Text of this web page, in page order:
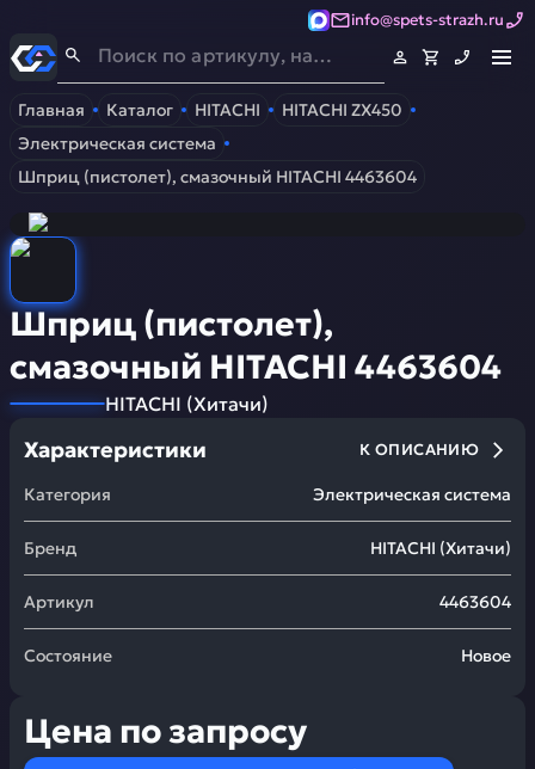
info@spets-strazh.ru
Спец-Страж- Запчасти для спецтехники
Главная Каталог HITACHI
HITACHI ZX450
Электрическая система
Шприц (пистолет), смазочный HITACHI 4463604
Шприц (пистолет),
смазочный HITACHI 4463604
HITACHI (Хитачи)
Характеристики К ОПИСАНИЮ
Категория Электрическая система
Бренд HITACHI (Хитачи)
Артикул 4463604
Состояние Новое
Цена по запросу